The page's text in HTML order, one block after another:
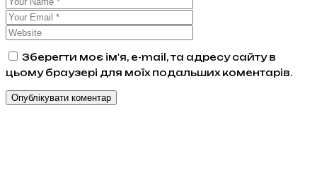
Зберегти моє ім'я, e-mail, та адресу сайту в
цьому браузері для моїх подальших коментарів.